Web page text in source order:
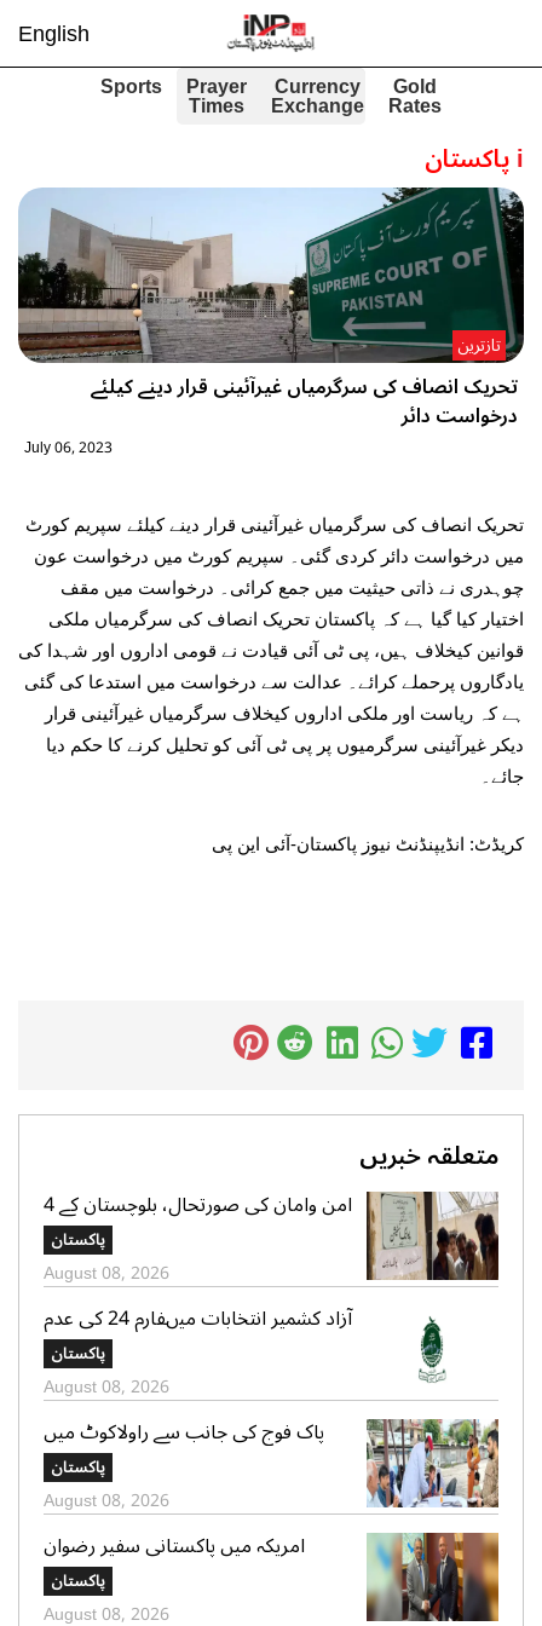
English
Gold
Rates
Currency
Exchange
Prayer
Times
Sports
iپاکستان
تحریک انصاف کی سرگرمیاں غیرآئینی قرار دینے کیلئے
درخواست دائر
تازترین
July 06, 2023
تحریک انصاف کی سرگرمیاں غیرآئینی قرار دینے کیلئے سپریم کورٹ
میں درخواست دائر کردی گئی۔ سپریم کورٹ میں درخواست عون
چوہدری نے ذاتی حیثیت میں جمع کرائی۔ درخواست میں مقف
اختیار کیا گیا ہے کہ پاکستان تحریک انصاف کی سرگرمیاں ملکی
قوانین کیخلاف ہیں، پی ٹی آئی قیادت نے قومی اداروں اور شہدا کی
یادگاروں پرحملے کرائے۔ عدالت سے درخواست میں استدعا کی گئی
ہے کہ ریاست اور ملکی اداروں کیخلاف سرگرمیاں غیرآئینی قرار
دیکر غیرآئینی سرگرمیوں پر پی ٹی آئی کو تحلیل کرنے کا حکم دیا
جائے۔
کریڈٹ: انڈیپنڈنٹ نیوز پاکستان-آئی این پی
متعلقہ خبریں
امن وامان کی صورتحال، بلوچستان کے 4
بلدیاتی حلقوں میں آج ہونیوالی پولنگ
ملتوی
پاکستان
August 08, 2026
آزاد کشمیر انتخابات میںفارم 24 کی عدم
فراہمی کے دعوے بے بنیاد ہیں، الیکشن
کمیشن کی وضاحت
پاکستان
August 08, 2026
پاک فوج کی جانب سے راولاکوٹ میں
شہریوں کیلئے مفت میڈیکل کیمپس کا
انعقاد
پاکستان
August 08, 2026
امریکہ میں پاکستانی سفیر رضوان
سعیدشیخ کی مریکی سویا بین ایکسپورٹ
کونسل کے چیف ایگزیکٹو جم سٹر سے
پاکستان
August 08, 2026